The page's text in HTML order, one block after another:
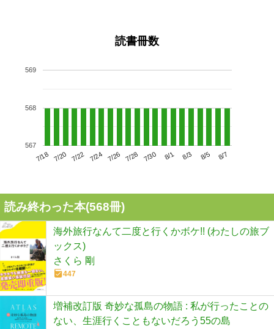
読書冊数
7/18 7/20 7/22 7/24 7/26 7/28 7/30 8/1 8/3 8/5 8/7
567
568
569
読み終わった本(568冊)
海外旅行なんて二度と行くかボケ!! (わたしの旅ブ
ックス)
さくら 剛
447
増補改訂版 奇妙な孤島の物語 : 私が行ったことの
ない、生涯行くこともないだろう55の島